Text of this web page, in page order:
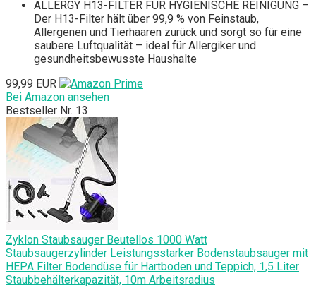
ALLERGY H13-FILTER FÜR HYGIENISCHE REINIGUNG –
Der H13-Filter hält über 99,9 % von Feinstaub,
Allergenen und Tierhaaren zurück und sorgt so für eine
saubere Luftqualität – ideal für Allergiker und
gesundheitsbewusste Haushalte
99,99 EUR
Bei Amazon ansehen
Bestseller Nr. 13
Zyklon Staubsauger Beutellos 1000 Watt
Staubsaugerzylinder Leistungsstarker Bodenstaubsauger mit
HEPA Filter Bodendüse für Hartboden und Teppich, 1,5 Liter
Staubbehälterkapazität, 10m Arbeitsradius